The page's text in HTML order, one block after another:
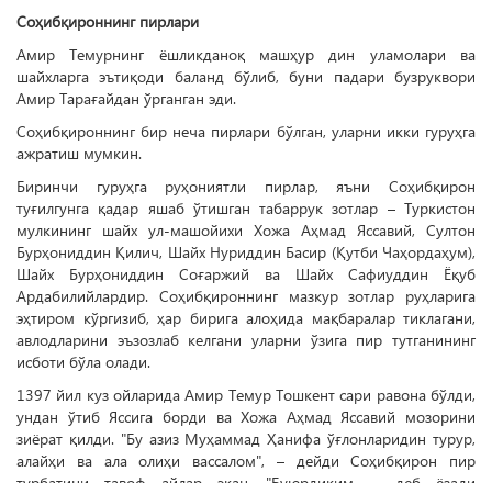
Соҳибқироннинг пирлари
Амир Темурнинг ёшликданоқ машҳур дин уламолари ва
шайхларга эътиқоди баланд бўлиб, буни падари бузруквори
Амир Тарағайдан ўрганган эди.
Соҳибқироннинг бир неча пирлари бўлган, уларни икки гуруҳга
ажратиш мумкин.
Биринчи гуруҳга руҳониятли пирлар, яъни Соҳибқирон
туғилгунга қадар яшаб ўтишган табаррук зотлар – Туркистон
мулкининг шайх ул-машойихи Хожа Аҳмад Яссавий, Султон
Бурҳониддин Қилич, Шайх Нуриддин Басир (Қутби Чаҳордаҳум),
Шайх Бурҳониддин Соғаржий ва Шайх Сафиуддин Ёқуб
Ардабилийлардир. Соҳибқироннинг мазкур зотлар руҳларига
эҳтиром кўргизиб, ҳар бирига алоҳида мақбаралар тиклагани,
авлодларини эъзозлаб келгани уларни ўзига пир тутганининг
исботи бўла олади.
1397 йил куз ойларида Амир Темур Тошкент сари равона бўлди,
ундан ўтиб Яссига борди ва Хожа Аҳмад Яссавий мозорини
зиёрат қилди. "Бу азиз Муҳаммад Ҳанифа ўғлонларидин турур,
алайҳи ва ала олиҳи вассалом", – дейди Соҳибқирон пир